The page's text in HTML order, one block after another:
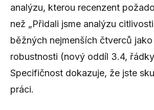
analýzu, kterou recenzent
než „Přidali jsme analýzu
běžných nejmenších čtverců
robustnosti (nový oddíl 3.4,
Specifičnost dokazuje, že jste
práci.